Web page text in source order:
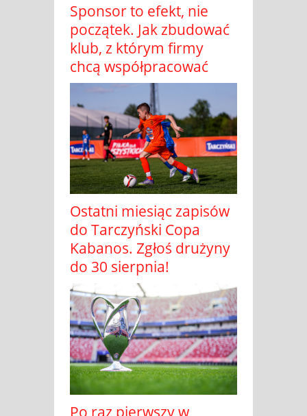
Sponsor to efekt, nie
początek. Jak zbudować
klub, z którym firmy
chcą współpracować
Ostatni miesiąc zapisów
do Tarczyński Copa
Kabanos. Zgłoś drużyny
do 30 sierpnia!
Po raz pierwszy w